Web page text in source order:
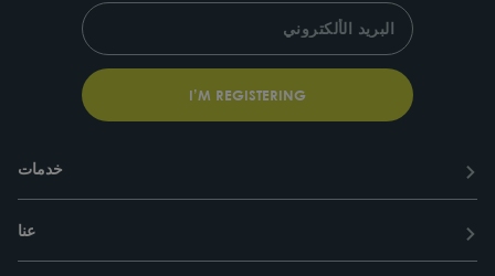
SUBSCRIBE
I’M REGISTERING
خدمات
عنا